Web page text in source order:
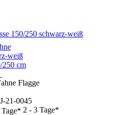
weiß
250 cm
Flagge
21-0045
2 - 3 Tage*